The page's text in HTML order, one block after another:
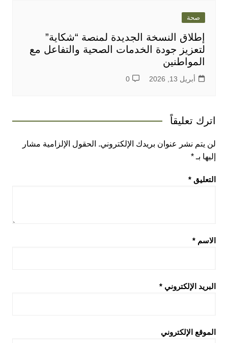
صحة
إطلاق النسخة الجديدة لمنصة “شكاية”
لتعزيز جودة الخدمات الصحية والتفاعل مع
المواطنين
أبريل 13, 2026 0
اترك تعليقاً
لن يتم نشر عنوان بريدك الإلكتروني. الحقول الإلزامية مشار
إليها بـ *
التعليق *
الاسم *
البريد الإلكتروني *
الموقع الإلكتروني